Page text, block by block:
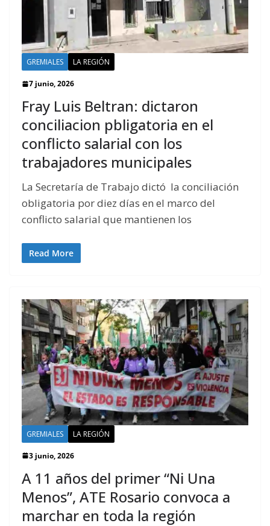
GREMIALES LA REGIÓN
7 junio, 2026
Fray Luis Beltran: dictaron
conciliacion pbligatoria en el
conflicto salarial con los
trabajadores municipales
La Secretaría de Trabajo dictó la conciliación
obligatoria por diez días en el marco del
conflicto salarial que mantienen los
Read More
GREMIALES LA REGIÓN
3 junio, 2026
A 11 años del primer “Ni Una
Menos”, ATE Rosario convoca a
marchar en toda la región